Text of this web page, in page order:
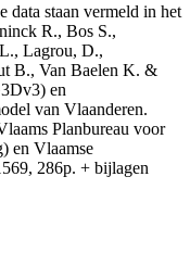
data staan vermeld in het
R., Bos S.,
Lagrou, D.,
B., Van Baelen K. &
en
van Vlaanderen.
Planbureau voor
en Vlaamse
286p. + bijlagen